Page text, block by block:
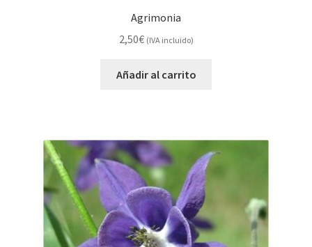
Agrimonia
2,50€ (IVA incluido)
Añadir al carrito